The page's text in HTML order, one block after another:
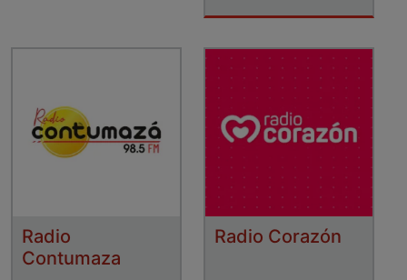
Radio
Contumaza
Radio Corazón